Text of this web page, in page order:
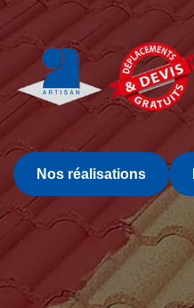
Nos réalisations